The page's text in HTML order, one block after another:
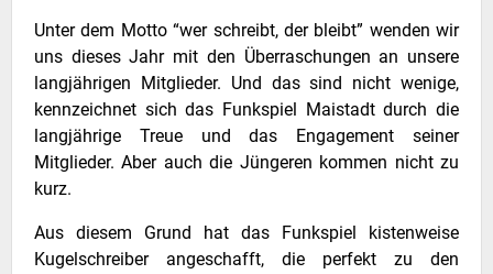
Unter dem Motto “wer schreibt, der bleibt” wenden wir
uns dieses Jahr mit den Überraschungen an unsere
langjährigen Mitglieder. Und das sind nicht wenige,
kennzeichnet sich das Funkspiel Maistadt durch die
langjährige Treue und das Engagement seiner
Mitglieder. Aber auch die Jüngeren kommen nicht zu
kurz.
Aus diesem Grund hat das Funkspiel kistenweise
Kugelschreiber angeschafft, die perfekt zu den